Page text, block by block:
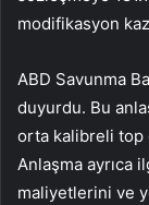
modifikasyon
ABD Savunma
duyurdu. Bu
orta kalibreli top
Anlaşma ayrıca
maliyetlerini ve